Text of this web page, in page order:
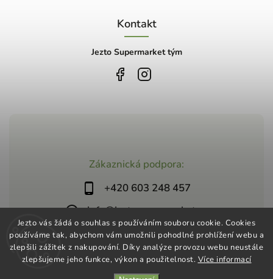
Jezto vás žádá o souhlas s používáním souboru cookie. Cookies
používáme tak, abychom vám umožnili pohodlné prohlížení webu a
zlepšili zážitek z nakupování. Díky analýze provozu webu neustále
zlepšujeme jeho funkce, výkon a použitelnost. Více informací
Zákaznická podpora:
+420 603 248 457
info@jeztosupermarket.cz
Kontakt
Jezto Supermarket tým